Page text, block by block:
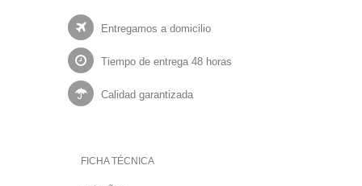
Entregamos a domicilio
Tiempo de entrega 48 horas
Calidad garantizada
FICHA TÉCNICA